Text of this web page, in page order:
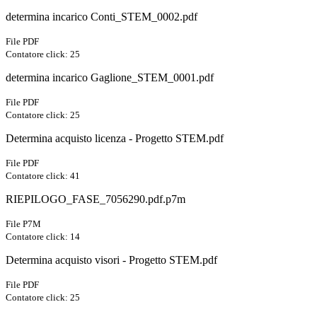
determina incarico Conti_STEM_0002.pdf
File PDF
Contatore click: 25
determina incarico Gaglione_STEM_0001.pdf
File PDF
Contatore click: 25
Determina acquisto licenza - Progetto STEM.pdf
File PDF
Contatore click: 41
RIEPILOGO_FASE_7056290.pdf.p7m
File P7M
Contatore click: 14
Determina acquisto visori - Progetto STEM.pdf
File PDF
Contatore click: 25